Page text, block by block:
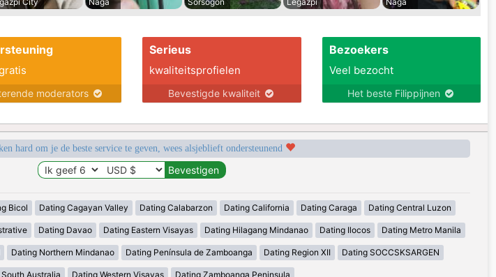
moderators
Serieus
kwaliteitsprofielen
Bevestigde kwaliteit
Bezoekers
Veel bezocht
Het beste Filippijnen
hard om je de beste service te geven, wees alsjeblieft ondersteunend
Bicol Dating Cagayan Valley Dating Calabarzon Dating California Dating Caraga Dating Central Luzon
Dating Davao Dating Eastern Visayas Dating Hilagang Mindanao Dating Ilocos Dating Metro Manila
Dating Northern Mindanao Dating Península de Zamboanga Dating Region XII Dating SOCCSKSARGEN
Australia Dating Western Visayas Dating Zamboanga Peninsula